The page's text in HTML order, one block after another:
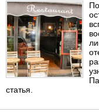
статья.